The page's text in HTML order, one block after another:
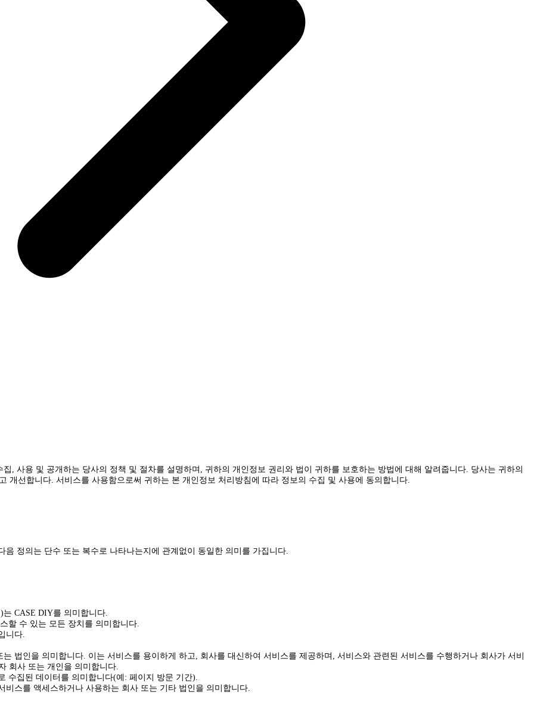
, 사용 및 공개하는 당사의 정책 및 절차를 설명하며, 귀하의 개인정보 권리와 법이 귀하를 보호하는 방법에 대해 알려줍니다. 당사는 귀하의
개선합니다. 서비스를 사용함으로써 귀하는 본 개인정보 처리방침에 따라 정보의 수집 및 사용에 동의합니다.
정의는 단수 또는 복수로 나타나는지에 관계없이 동일한 의미를 가집니다.
CASE DIY를 의미합니다.
할 수 있는 모든 장치를 의미합니다.
니다.
법인을 의미합니다. 이는 서비스를 용이하게 하고, 회사를 대신하여 서비스를 제공하며, 서비스와 관련된 서비스를 수행하거나 회사가 서비
회사 또는 개인을 의미합니다.
수집된 데이터를 의미합니다(예: 페이지 방문 기간).
스를 액세스하거나 사용하는 회사 또는 기타 법인을 의미합니다.